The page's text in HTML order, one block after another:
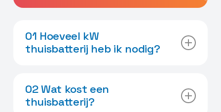
01 Hoeveel kW
thuisbatterij heb ik nodig?
een zonnepanelen-installatie van zo’n 4 kW
nodig. Een thuisaccu met een vermogen van
02 Wat kost een
thuisbatterij?